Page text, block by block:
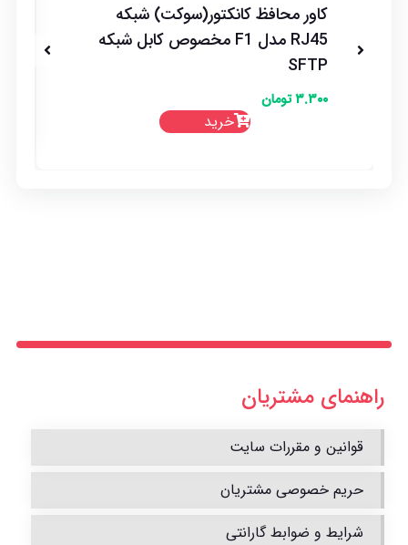
کاور محافظ کانکتور(سوکت) شبکه
RJ45 مدل F1 مخصوص کابل شبکه
SFTP
۳.۳۰۰تومان
خرید
راهنمای مشتریان
قوانین و مقررات سایت
حریم خصوصی مشتریان
شرایط و ضوابط گارانتی